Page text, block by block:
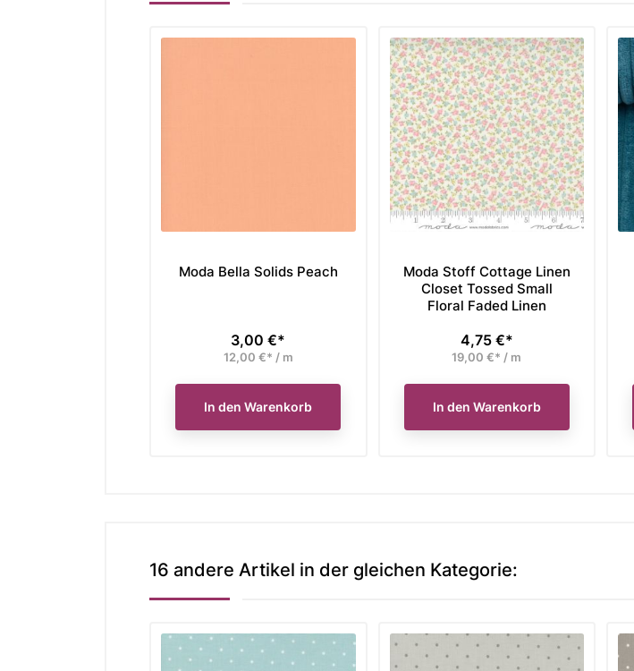
Moda Bella Solids Peach
Preis
3,00 €*
12,00 €* / m
In den Warenkorb
Moda Stoff Cottage Linen
Closet Tossed Small
Floral Faded Linen
Preis
4,75 €*
19,00 €* / m
In den Warenkorb
16 andere Artikel in der gleichen Kategorie: